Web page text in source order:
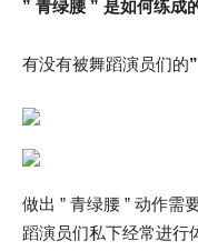
” 青绿腰 ” 是如何练成
有没有被舞蹈演员们的
做出 ” 青绿腰 ” 动作需
蹈演员们私下经常进行